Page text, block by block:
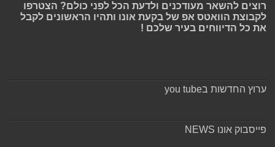
רוצים להשאר מעודכנים ולדעת הכל לפני כולם? הצטרפו
לקבוצת הוואטס אפ של בקעת אונו ותהיו הראשונים לקבל
את כל הדיווחים בעיר שלכם !
ערוץ החדשות בyou tube
פייסבוק אונו NEWS